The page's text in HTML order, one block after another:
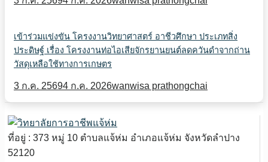
เข้าร่วมแข่งขัน โครงงานวิทยาศาสตร์ อาชีวศึกษา ประเภทสิ่ง
ประดิษฐ์ เรื่อง โครงงานท่อไอเสียจักรยานยนต์ลดควันดำจากถ่าน
วัสดุเหลือใช้ทางการเกษตร
3 ก.ค. 25694 ก.ค. 2026wanwisa prathongchai
ที่อยู่ : 373 หมู่ 10 ตำบลแจ้ห่ม อำเภอแจ้ห่ม จังหวัดลำปาง
52120